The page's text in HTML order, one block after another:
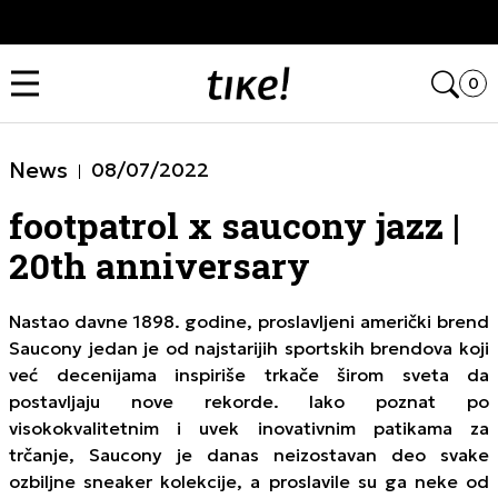
0
News 08/07/2022
footpatrol x saucony jazz |
20th anniversary
Nastao davne 1898. godine, proslavljeni američki brend
Saucony jedan je od najstarijih sportskih brendova koji
već decenijama inspiriše trkače širom sveta da
postavljaju nove rekorde. Iako poznat po
visokokvalitetnim i uvek inovativnim patikama za
trčanje, Saucony je danas neizostavan deo svake
ozbiljne sneaker kolekcije, a proslavile su ga neke od